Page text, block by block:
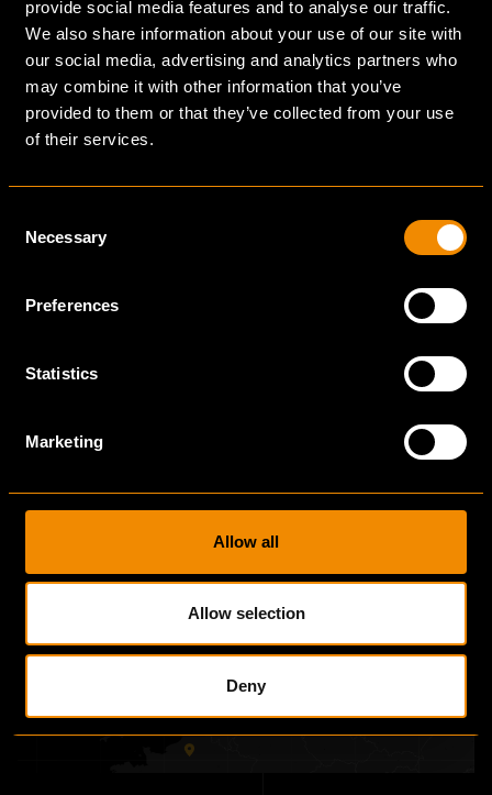
provide social media features and to analyse our traffic.
We also share information about your use of our site with
our social media, advertising and analytics partners who
may combine it with other information that you’ve
provided to them or that they’ve collected from your use
of their services.
Selection
Necessary
Preferences
Statistics
Marketing
Allow all
Allow selection
Deny
BULSINK NEDERLAND
Ekkersrijt 7005
5692 HB Son
Nederland
83, Avenue Edouard Vaillant
92100 Boulogne-Billancourt
Ballindamm 27
20095 Hamburg